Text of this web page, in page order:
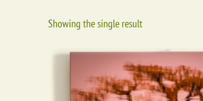
Showing the single result